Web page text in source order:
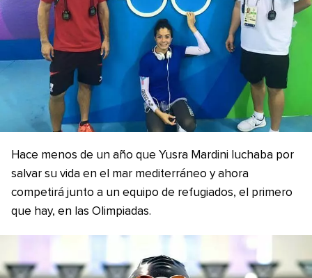
Hace menos de un año que Yusra Mardini luchaba por
salvar su vida en el mar mediterráneo y ahora
competirá junto a un equipo de refugiados, el primero
que hay, en las Olimpiadas.